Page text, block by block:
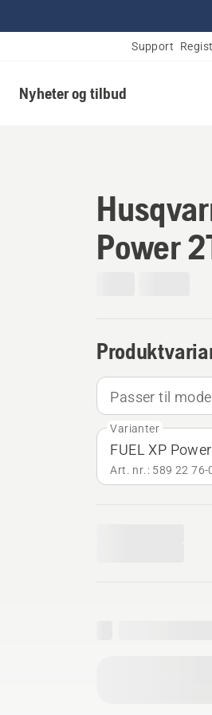
Support
Nyheter og tilbud
Power
Passer til modell
Varianter
FUEL XP
Art. nr.: 589 22